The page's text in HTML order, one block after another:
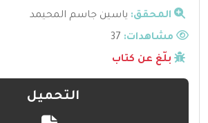
المحقق: ياسين جاسم المحيمد
مشاهدات:
بلّغ عن كتاب
التحميل